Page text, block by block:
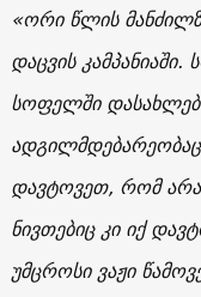
«ორი წლის
დაცვის
სოფელში
დავტოვეთ, რომ
ნივთებიც კი იქ
უმცროსი ვაჟი